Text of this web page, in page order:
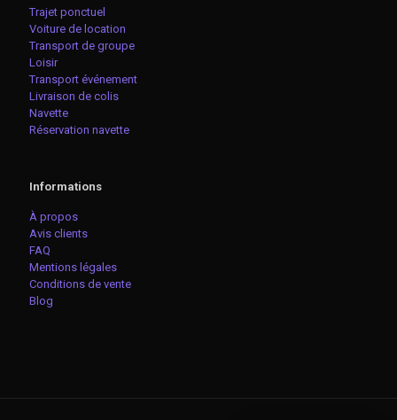
Trajet ponctuel
Voiture de location
Transport de groupe
Loisir
Transport événement
Livraison de colis
Navette
Réservation navette
Informations
À propos
Avis clients
FAQ
Mentions légales
Conditions de vente
Blog